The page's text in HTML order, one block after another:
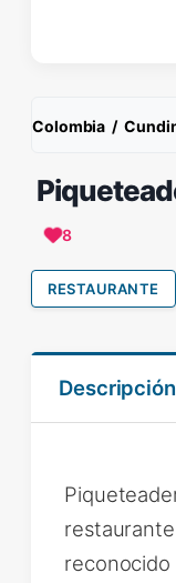
Colombia /
8
RESTAURANTE
Descripción